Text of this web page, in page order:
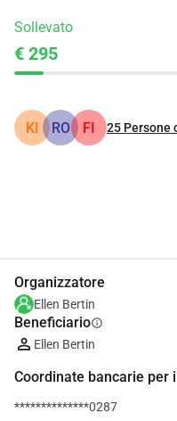
Sollevato
€ 295
KI RO FI 25 Persone
Organizzatore
Ellen Bertin
Beneficiarioinfo
Ellen Bertin
Coordinate bancarie per
**************0287